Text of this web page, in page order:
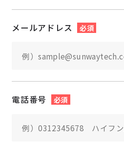
メールアドレス 必須
電話番号 必須